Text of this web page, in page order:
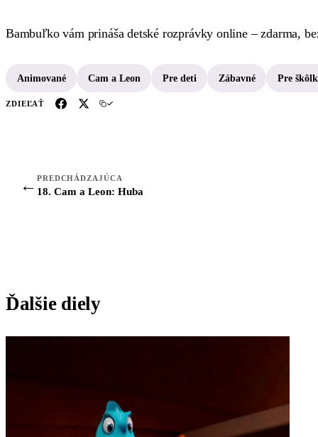
Bambuľko vám prináša detské rozprávky online – zdarma,
Animované Cam a Leon Pre deti Zábavné Pre
ZDIEĽAŤ
← PREDCHÁDZAJÚCA
18. Cam a Leon: Huba
Ďalšie diely